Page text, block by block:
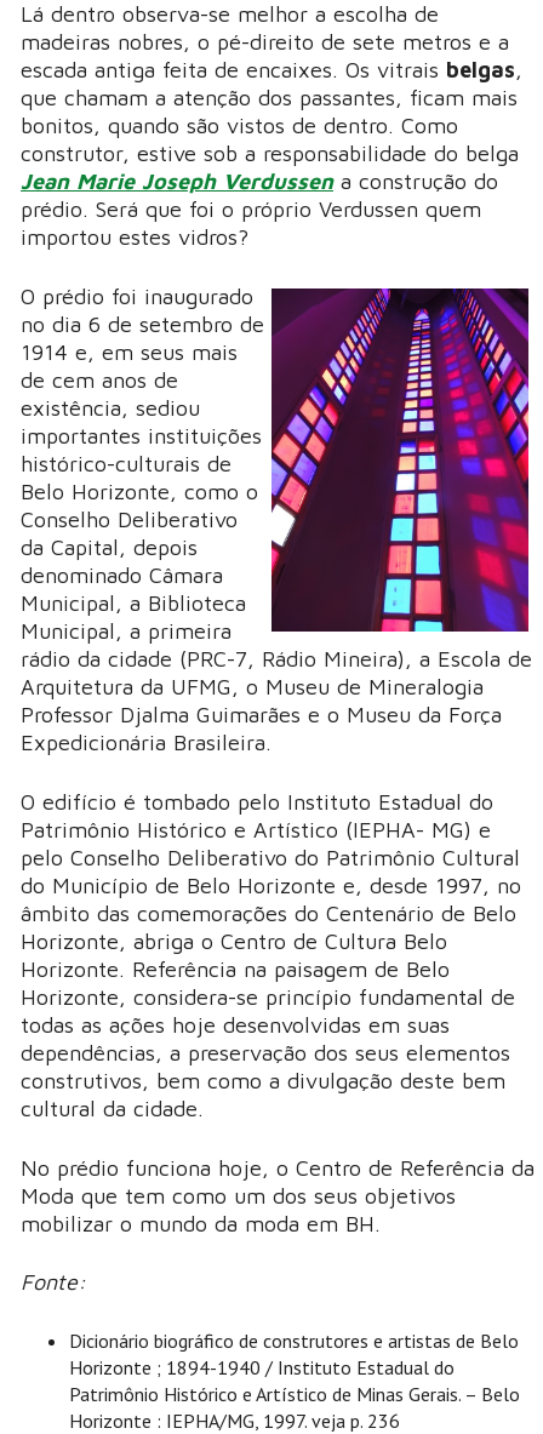
Lá dentro observa-se melhor a escolha de
madeiras nobres, o pé-direito de sete metros e a
escada antiga feita de encaixes. Os vitrais belgas,
que chamam a atenção dos passantes, ficam mais
bonitos, quando são vistos de dentro. Como
construtor, estive sob a responsabilidade do belga
Jean Marie Joseph Verdussena construção do
prédio. Será que foi o próprio Verdussen quem
importou estes vidros?
O prédio foi inaugurado
no dia 6 de setembro de
1914 e, em seus mais
de cem anos de
existência, sediou
importantes instituições
histórico-culturais de
Belo Horizonte, como o
Conselho Deliberativo
da Capital, depois
denominado Câmara
Municipal, a Biblioteca
Municipal, a primeira
rádio da cidade (PRC-7, Rádio Mineira), a Escola de
Arquitetura da UFMG, o Museu de Mineralogia
Professor Djalma Guimarães e o Museu da Força
Expedicionária Brasileira.
O edifício é tombado pelo Instituto Estadual do
Patrimônio Histórico e Artístico (IEPHA- MG) e
pelo Conselho Deliberativo do Patrimônio Cultural
do Município de Belo Horizonte e, desde 1997, no
âmbito das comemorações do Centenário de Belo
Horizonte, abriga o Centro de Cultura Belo
Horizonte. Referência na paisagem de Belo
Horizonte, considera-se princípio fundamental de
todas as ações hoje desenvolvidas em suas
dependências, a preservação dos seus elementos
construtivos, bem como a divulgação deste bem
cultural da cidade.
No prédio funciona hoje, o Centro de Referência da
Moda que tem como um dos seus objetivos
mobilizar o mundo da moda em BH.
Fonte:
Dicionário biográfico de construtores e artistas de Belo
Horizonte ; 1894-1940 / Instituto Estadual do
Patrimônio Histórico e Artístico de Minas Gerais. – Belo
Horizonte : IEPHA/MG, 1997. veja p. 236